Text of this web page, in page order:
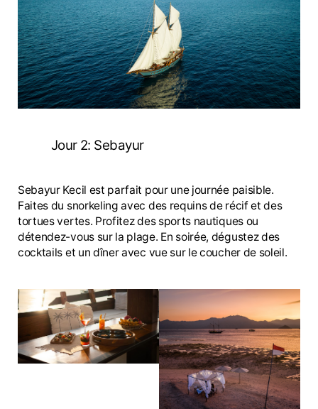
Jour 2: Sebayur
Sebayur Kecil est parfait pour une journée paisible.
Faites du snorkeling avec des requins de récif et des
tortues vertes. Profitez des sports nautiques ou
détendez-vous sur la plage. En soirée, dégustez des
cocktails et un dîner avec vue sur le coucher de soleil.